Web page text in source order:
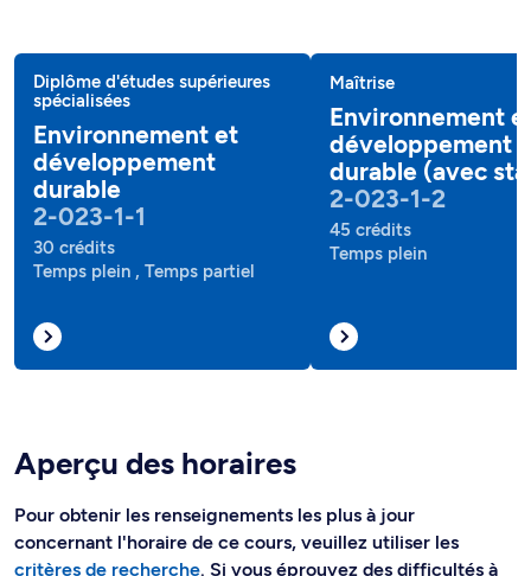
Diplôme d'études supérieures
spécialisées
Environnement et
développement
durable
2-023-1-1
30 crédits
Temps plein , Temps partiel
Maîtrise
Environnement
développement
durable (avec
2-023-1-2
45 crédits
Temps plein
Aperçu des horaires
Pour obtenir les renseignements les plus à jour
concernant l'horaire de ce cours, veuillez utiliser les
critères de recherche. Si vous éprouvez des difficultés à